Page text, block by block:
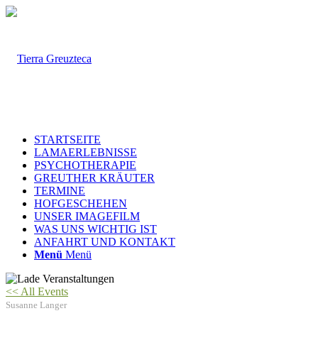
STARTSEITE
LAMAERLEBNISSE
PSYCHOTHERAPIE
GREUTHER KRÄUTER
TERMINE
HOFGESCHEHEN
UNSER IMAGEFILM
WAS UNS WICHTIG IST
ANFAHRT UND KONTAKT
Menü Menü
<< All Events
Susanne Langer